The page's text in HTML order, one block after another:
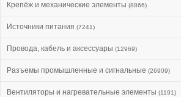
Крепёж и механические элементы (8866)
Источники питания (7241)
Провода, кабель и аксессуары (12969)
Разъемы промышленные и сигнальные (26909)
Вентиляторы и нагревательные элементы (1191)